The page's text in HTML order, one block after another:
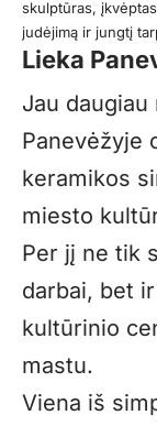
skulptūras,
judėjimą ir jungtį
Lieka
Jau
Panevėžyje
keramikos
miesto
Per jį ne tik
darbai, bet
kultūrinio
mastu.
Viena iš